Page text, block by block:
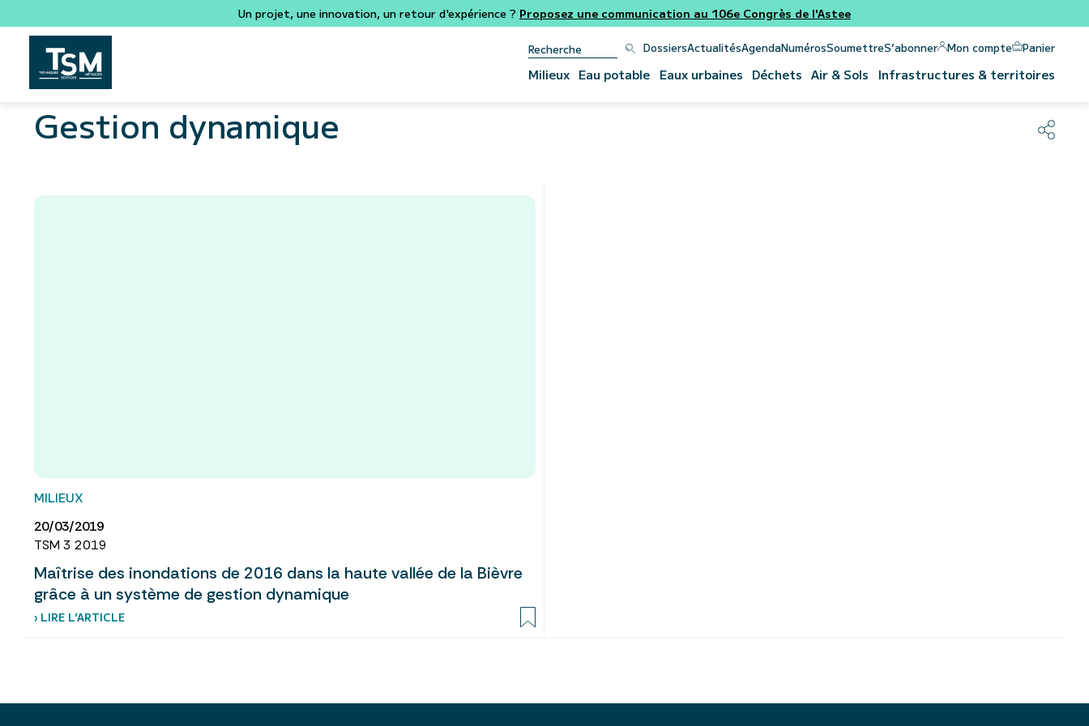
Un projet, une innovation, un retour d'expérience ? Proposez une communication au 106e Congrès de l'Astee
DossiersActualitésAgendaNumérosSoumettreS’abonner Mon compte Panier
Milieux Eau potable Eaux urbaines Déchets Air & Sols Infrastructures & territoires
Gestion dynamique
MILIEUX
20/03/2019
TSM 3 2019
Maîtrise des inondations de 2016 dans la haute vallée de la Bièvre
grâce à un système de gestion dynamique
› LIRE L’ARTICLE